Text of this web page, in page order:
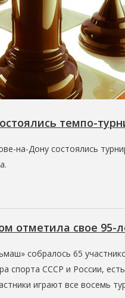
темпо-
на-Дону состоялись
отметила свое 95-
собралось 65
спорта СССР и России,
играют все восемь